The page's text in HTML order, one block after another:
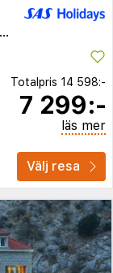
Totalpris 14 598:-
7 299:-
läs mer
Välj resa